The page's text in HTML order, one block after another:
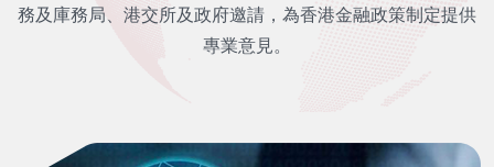
務及庫務局、港交所及政府邀請，為香港金融政策制定提供
專業意見。